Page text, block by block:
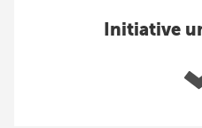
Initiative